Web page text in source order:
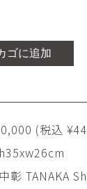
ゴに追加
(税込
彰 TANAKA